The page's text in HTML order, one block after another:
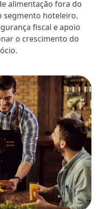
alimentação fora do
segmento hoteleiro.
fiscal e apoio
o crescimento do